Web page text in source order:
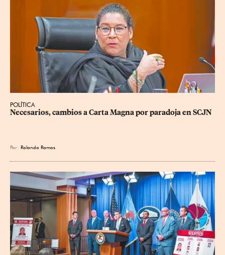
POLÍTICA
Necesarios, cambios a Carta Magna por paradoja en SCJN
Por Rolando Ramos